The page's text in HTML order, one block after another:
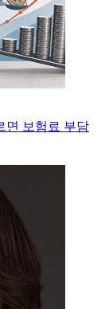
면 보험료 부담